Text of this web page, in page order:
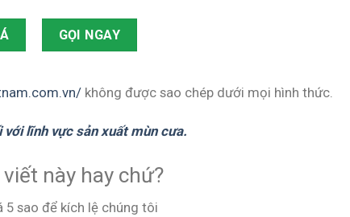
GỌI NGAY
không được sao chép dưới mọi hình thức.
lĩnh vực sản xuất mùn cưa.
này hay chứ?
5 sao để kích lệ chúng tôi